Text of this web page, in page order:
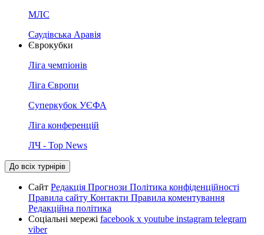
МЛС
Саудівська Аравія
Єврокубки
Ліга чемпіонів
Ліга Європи
Суперкубок УЄФА
Ліга конференцій
ЛЧ - Top News
До всіх турнірів
Сайт Редакція Прогнози Політика конфіденційності
Правила сайту Контакти Правила коментування
Редакційна політика
Соціальні мережі facebook x youtube instagram telegram
viber